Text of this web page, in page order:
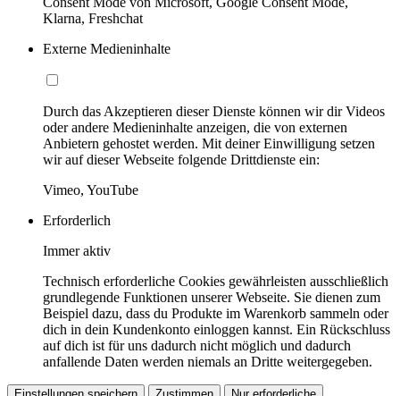
Klarna, Freshchat
Externe Medieninhalte
Durch das Akzeptieren dieser Dienste können wir dir Videos
oder andere Medieninhalte anzeigen, die von externen
Anbietern gehostet werden. Mit deiner Einwilligung setzen
wir auf dieser Webseite folgende Drittdienste ein:
Vimeo, YouTube
Erforderlich
Immer aktiv
Technisch erforderliche Cookies gewährleisten ausschließlich
grundlegende Funktionen unserer Webseite. Sie dienen zum
Beispiel dazu, dass du Produkte im Warenkorb sammeln oder
dich in dein Kundenkonto einloggen kannst. Ein Rückschluss
auf dich ist für uns dadurch nicht möglich und dadurch
anfallende Daten werden niemals an Dritte weitergegeben.